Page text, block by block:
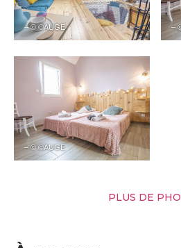
– © ©AUGE –
– © ©AUGE
PLUS DE